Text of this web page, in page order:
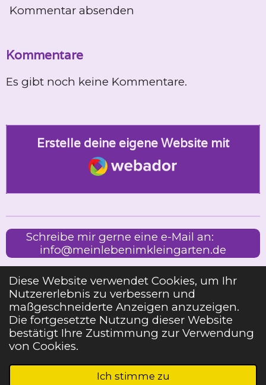
Diese Website verwendet Cookies, um Ihr
Nutzererlebnis zu verbessern und
maßgeschneiderte Anzeigen anzuzeigen.
Die fortgesetzte Nutzung dieser Website
bestätigt Ihre Zustimmung zur Verwendung
von Cookies.
Ich stimme zu
Kommentar absenden
Kommentare
Es gibt noch keine Kommentare.
Erstelle deine eigene Website mit
Webador
Schreibe mir gerne eine e-Mail an:
info@meinlebenimkleingarten.de
Impressum
Teilen Teilen
2023 MEIN LEBEN IM KLEINGARTEN
Webador